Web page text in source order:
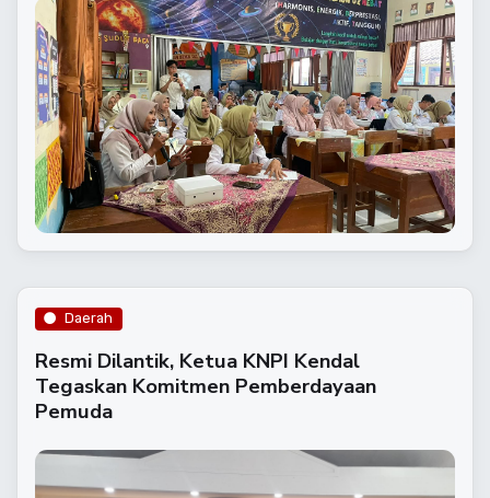
Daerah
Resmi Dilantik, Ketua KNPI Kendal
Tegaskan Komitmen Pemberdayaan
Pemuda